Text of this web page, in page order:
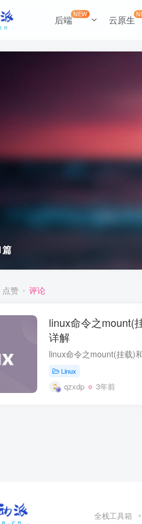
后端NEW 云原生
点赞 评论
linux命令之mount(
详解
Linux
qzxdp 3年前
全栈工具箱